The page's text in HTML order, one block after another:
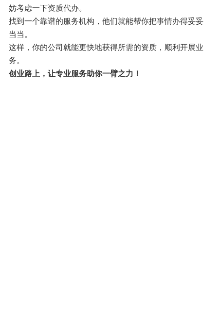
妨考虑一下资质代办。
找到一个靠谱的服务机构，他们就能帮你把事情办得妥妥
当当。
这样，你的公司就能更快地获得所需的资质，顺利开展业
务。
创业路上，让专业服务助你一臂之力！